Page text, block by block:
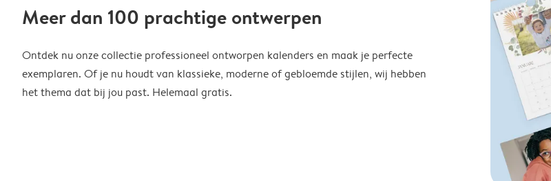
Meer dan 100 prachtige ontwerpen
Ontdek nu onze collectie professioneel ontworpen kalenders en maak je perfecte
exemplaren. Of je nu houdt van klassieke, moderne of gebloemde stijlen, wij hebben
het thema dat bij jou past. Helemaal gratis.